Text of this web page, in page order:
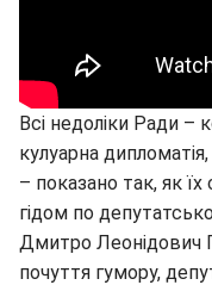
Всі недоліки Ради –
кулуарна
– показано так, як
гідом по
Дмитро Леонідович
почуття гумору,